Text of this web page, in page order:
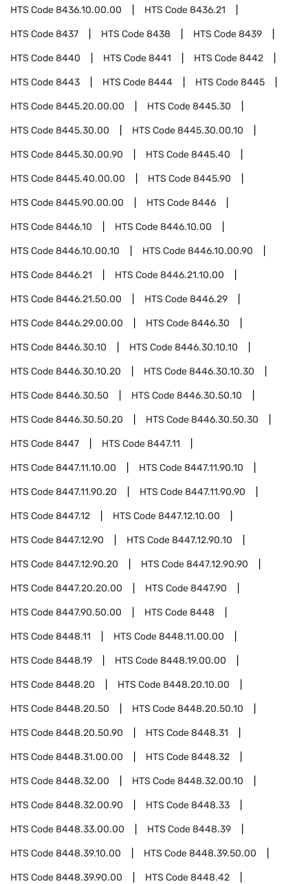
HTS Code8436.10.00.00 HTS Code8436.21
HTS Code8437 HTS Code8438 HTS Code8439
HTS Code8440 HTS Code8441 HTS Code8442
HTS Code8443 HTS Code8444 HTS Code8445
HTS Code8445.20.00.00 HTS Code8445.30
HTS Code8445.30.00 HTS Code8445.30.00.10
HTS Code8445.30.00.90 HTS Code8445.40
HTS Code8445.40.00.00 HTS Code8445.90
HTS Code8445.90.00.00 HTS Code8446
HTS Code8446.10 HTS Code8446.10.00
HTS Code8446.10.00.10 HTS Code8446.10.00.90
HTS Code8446.21 HTS Code8446.21.10.00
HTS Code8446.21.50.00 HTS Code8446.29
HTS Code8446.29.00.00 HTS Code8446.30
HTS Code8446.30.10 HTS Code8446.30.10.10
HTS Code8446.30.10.20 HTS Code8446.30.10.30
HTS Code8446.30.50 HTS Code8446.30.50.10
HTS Code8446.30.50.20 HTS Code8446.30.50.30
HTS Code8447 HTS Code8447.11
HTS Code8447.11.10.00 HTS Code8447.11.90.10
HTS Code8447.11.90.20 HTS Code8447.11.90.90
HTS Code8447.12 HTS Code8447.12.10.00
HTS Code8447.12.90 HTS Code8447.12.90.10
HTS Code8447.12.90.20 HTS Code8447.12.90.90
HTS Code8447.20.20.00 HTS Code8447.90
HTS Code8447.90.50.00 HTS Code8448
HTS Code8448.11 HTS Code8448.11.00.00
HTS Code8448.19 HTS Code8448.19.00.00
HTS Code8448.20 HTS Code8448.20.10.00
HTS Code8448.20.50 HTS Code8448.20.50.10
HTS Code8448.20.50.90 HTS Code8448.31
HTS Code8448.31.00.00 HTS Code8448.32
HTS Code8448.32.00 HTS Code8448.32.00.10
HTS Code8448.32.00.90 HTS Code8448.33
HTS Code8448.33.00.00 HTS Code8448.39
HTS Code8448.39.10.00 HTS Code8448.39.50.00
HTS Code8448.39.90.00 HTS Code8448.42